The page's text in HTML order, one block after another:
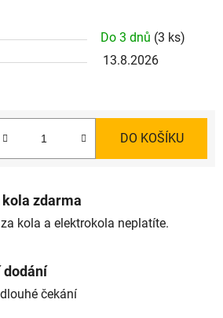
Do 3 dnů (3 ks)
13.8.2026
DO KOŠÍKU
kola zdarma
kola a elektrokola neplatíte.
dodání
čekání